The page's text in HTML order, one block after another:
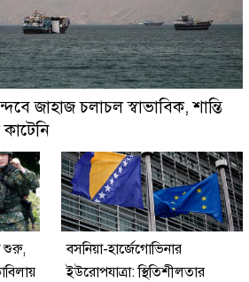
জাহাজ চলাচল স্বাভাবিক, শান্তি
শুরু,
বসনিয়া-হার্জেগোভিনার
ইউরোপযাত্রা: স্থিতিশীলতার